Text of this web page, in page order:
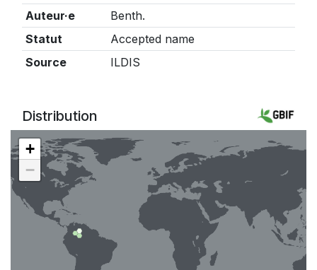
Auteur·e
Benth.
Statut
Accepted name
Source
ILDIS
Distribution
+
−